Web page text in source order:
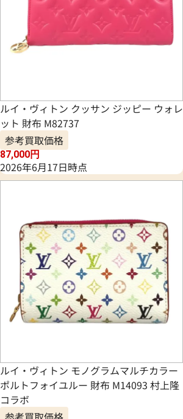
ルイ・ヴィトン クッサン ジッピー ウォレ
ット 財布 M82737
参考買取価格
87,000円
2026年6月17日時点
ルイ・ヴィトン モノグラムマルチカラー
ポルトフォイユルー 財布 M14093 村上隆
コラボ